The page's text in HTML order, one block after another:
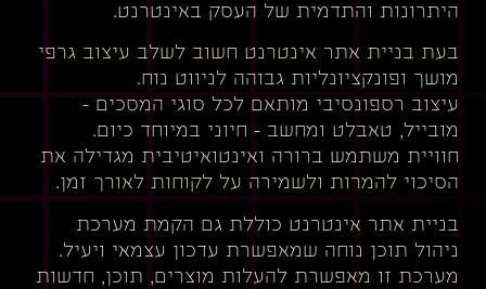
היתרונות והתדמית של העסק באינטרנט.
בעת בניית אתר אינטרנט חשוב לשלב עיצוב גרפי
מושך ופונקציונליות גבוהה לניווט נוח.
עיצוב רספונסיבי מותאם לכל סוגי המסכים –
מובייל, טאבלט ומחשב – חיוני במיוחד כיום.
חוויית משתמש ברורה ואינטואיטיבית מגדילה את
הסיכוי להמרות ולשמירה על לקוחות לאורך זמן.
בניית אתר אינטרנט כוללת גם הקמת מערכת
ניהול תוכן נוחה שמאפשרת עדכון עצמאי ויעיל.
מערכת זו מאפשרת להעלות מוצרים, תוכן, חדשות